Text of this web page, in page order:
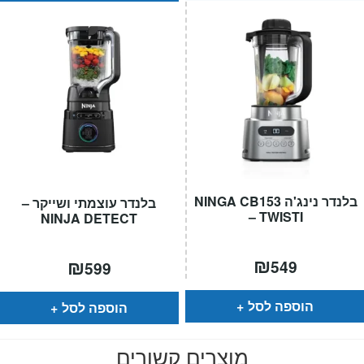
בלנדר עוצמתי ושייקר –
NINJA DETECT
₪599
הוספה לסל
בלנדר נינג'ה NINGA CB153
– TWISTI
₪549
הוספה לסל
מוצרים קשורים